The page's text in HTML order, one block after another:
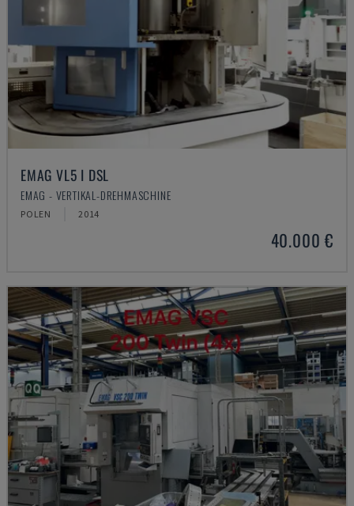
EMAG VL5 I DSL
EMAG - VERTIKAL-DREHMASCHINE
POLEN 2014
40.000 €